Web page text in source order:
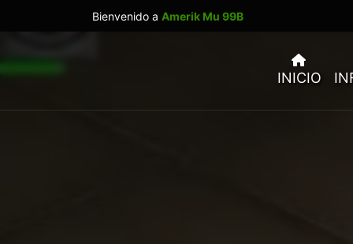
Bienvenido a Amerik Mu 99B
INICIO